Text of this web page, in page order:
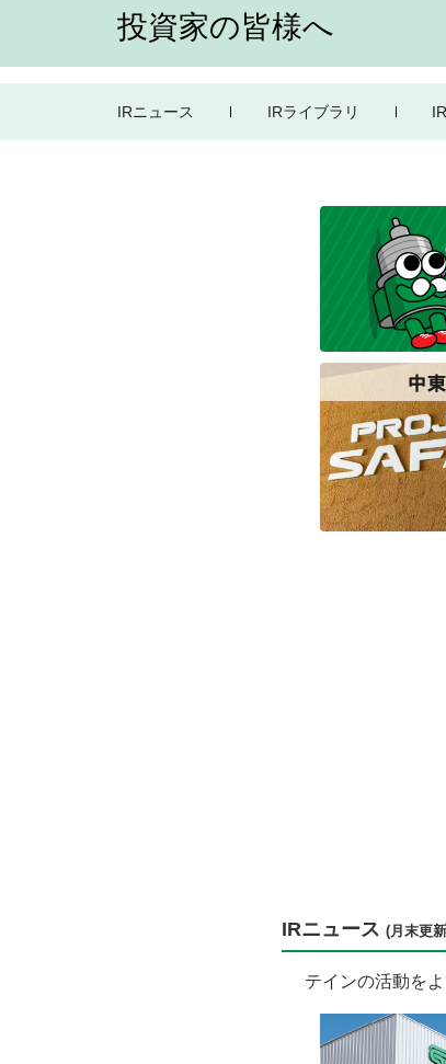
投資家の皆様へ
IRニュース IRライブラリ
IRニュース (月末更
テインの活動を